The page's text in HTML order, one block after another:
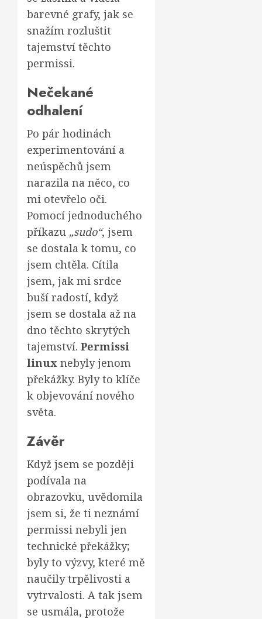
barevné grafy, jak se
snažím rozluštit
tajemství těchto
permissi.
Nečekané
odhalení
Po pár hodinách
experimentování a
neúspěchů jsem
narazila na něco, co
mi otevřelo oči.
Pomocí jednoduchého
příkazu „sudo“, jsem
se dostala k tomu, co
jsem chtěla. Cítila
jsem, jak mi srdce
buší radostí, když
jsem se dostala až na
dno těchto skrytých
tajemství. Permissi
linux nebyly jenom
překážky. Byly to klíče
k objevování nového
světa.
Závěr
Když jsem se později
podívala na
obrazovku, uvědomila
jsem si, že ti neznámí
permissi nebyli jen
technické překážky;
byly to výzvy, které mě
naučily trpělivosti a
vytrvalosti. A tak jsem
se usmála, protože